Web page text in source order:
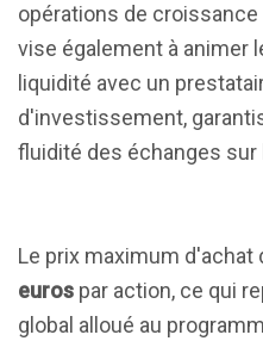
opérations de
vise également à animer
liquidité avec un
d'investissement,
fluidité des échanges sur
Le prix maximum d'achat
euros par action, ce qui
global alloué au